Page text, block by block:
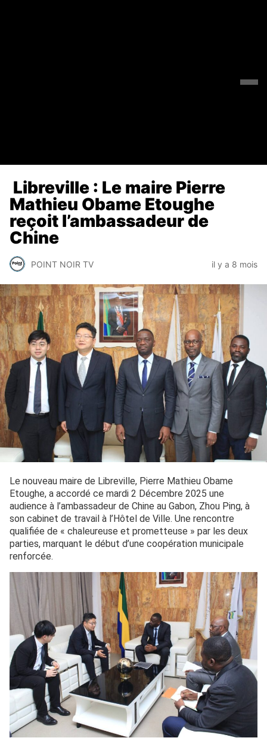
Libreville : Le maire Pierre
Mathieu Obame Etoughe
reçoit l’ambassadeur de
Chine
POINT NOIR TV il y a 8 mois
Le nouveau maire de Libreville, Pierre Mathieu Obame
Etoughe, a accordé ce mardi 2 Décembre 2025 une
audience à l’ambassadeur de Chine au Gabon, Zhou Ping, à
son cabinet de travail à l’Hôtel de Ville. Une rencontre
qualifiée de « chaleureuse et prometteuse » par les deux
parties, marquant le début d’une coopération municipale
renforcée.